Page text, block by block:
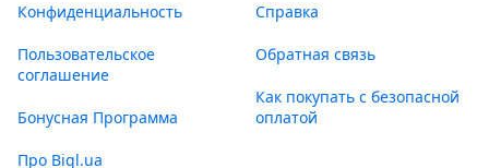
Конфиденциальность
Пользовательское
соглашение
Бонусная Программа
Про Bigl.ua
Справка
Обратная связь
Как покупать с безопасной
оплатой